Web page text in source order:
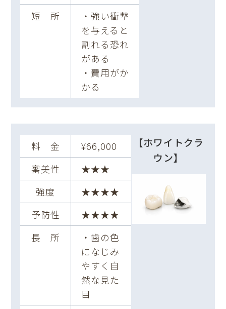
短 所
・強い衝撃
を与えると
割れる恐れ
がある
・費用がか
かる
料 金
¥66,000
審美性
★★★
強度
★★★★
予防性
★★★★
長 所
・歯の色
になじみ
やすく自
然な見た
目
【ホワイトクラ
ウン】